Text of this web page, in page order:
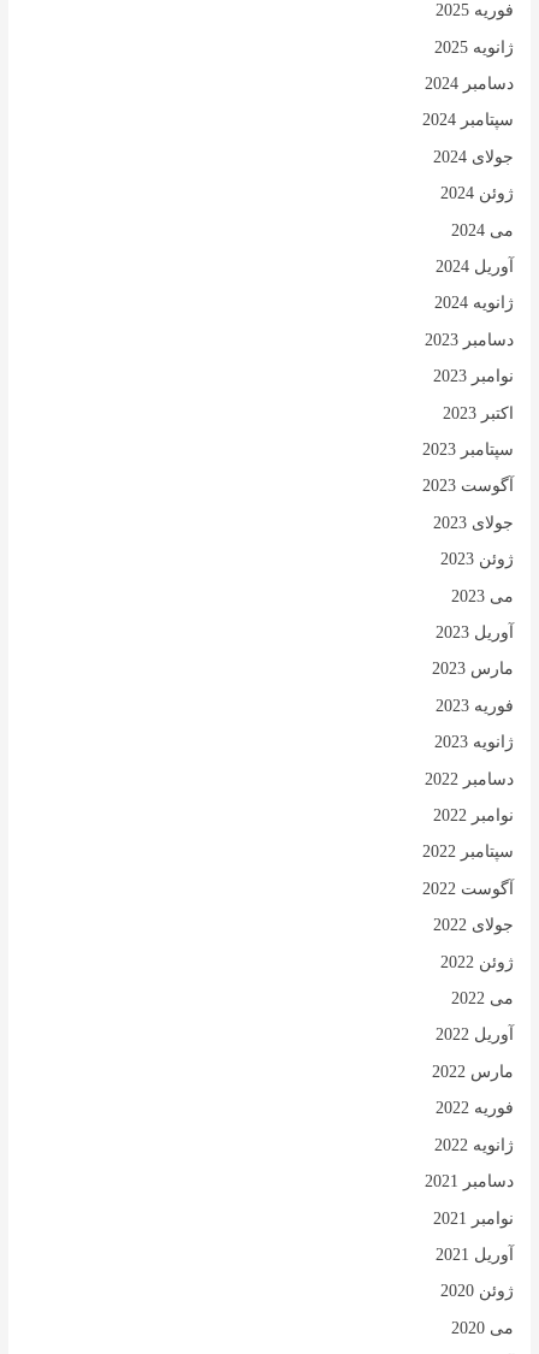
فوریه 2025
ژانویه 2025
دسامبر 2024
سپتامبر 2024
جولای 2024
ژوئن 2024
می 2024
آوریل 2024
ژانویه 2024
دسامبر 2023
نوامبر 2023
اکتبر 2023
سپتامبر 2023
آگوست 2023
جولای 2023
ژوئن 2023
می 2023
آوریل 2023
مارس 2023
فوریه 2023
ژانویه 2023
دسامبر 2022
نوامبر 2022
سپتامبر 2022
آگوست 2022
جولای 2022
ژوئن 2022
می 2022
آوریل 2022
مارس 2022
فوریه 2022
ژانویه 2022
دسامبر 2021
نوامبر 2021
آوریل 2021
ژوئن 2020
می 2020